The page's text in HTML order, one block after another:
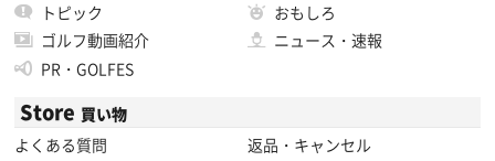
トピック
おもしろ
ゴルフ動画紹介
ニュース・速報
PR・GOLFES
Store 買い物
よくある質問
返品・キャンセル